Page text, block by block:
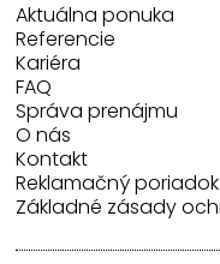
Aktuálna ponuka
Referencie
Kariéra
FAQ
Správa prenájmu
O nás
Kontakt
Reklamačný poriadok
Základné zásady